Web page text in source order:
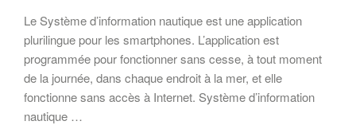
Le Système d’information nautique est une application
plurilingue pour les smartphones. L’application est
programmée pour fonctionner sans cesse, à tout moment
de la journée, dans chaque endroit à la mer, et elle
fonctionne sans accès à Internet. Système d’information
nautique …